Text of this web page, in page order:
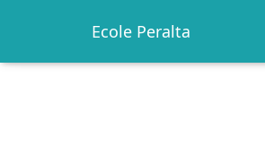
Ecole Peralta